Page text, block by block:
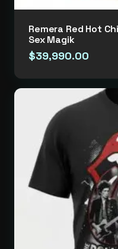
Remera Red Hot
Sex Magik
$39,990.00